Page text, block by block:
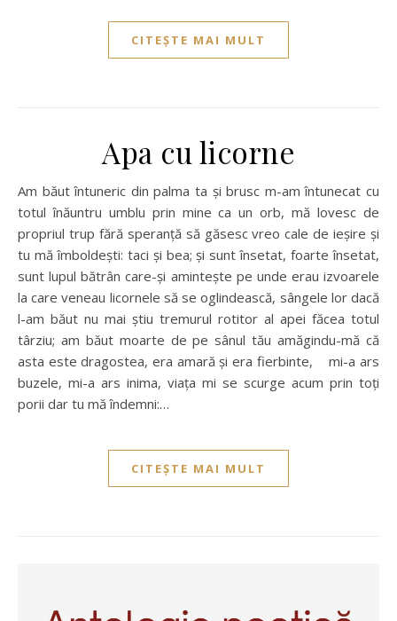
CITEȘTE MAI MULT
Apa cu licorne
Am băut întuneric din palma ta și brusc m-am întunecat cu
totul înăuntru umblu prin mine ca un orb, mă lovesc de
propriul trup fără speranță să găsesc vreo cale de ieșire și
tu mă îmboldești: taci și bea; și sunt însetat, foarte însetat,
sunt lupul bătrân care-și amintește pe unde erau izvoarele
la care veneau licornele să se oglindească, sângele lor dacă
l-am băut nu mai știu tremurul rotitor al apei făcea totul
târziu; am băut moarte de pe sânul tău amăgindu-mă că
asta este dragostea, era amară și era fierbinte, mi-a ars
buzele, mi-a ars inima, viața mi se scurge acum prin toți
porii dar tu mă îndemni:…
CITEȘTE MAI MULT